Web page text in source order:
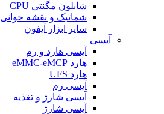
شابلون مگنتی CPU
شماتیک و نقشه خوانی
سایر ابزار آیفون
آیسی
آیسی هارد و رم
هارد eMMC-eMCP
هارد UFS
آیسی رم
آیسی شارژ و تغذیه
آیسی شارژ